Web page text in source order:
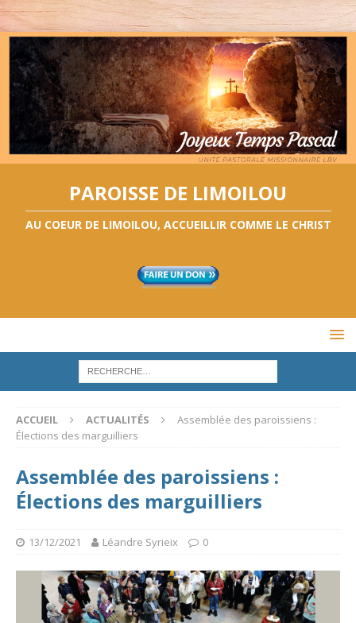
PAROISSE DE LIMOILOU
AU COEUR DE LIMOILOU, ACCUEILLIR COMME LE CHRIST
ACCUEIL ACTUALITÉS
Assemblée des paroissiens :
Élections des marguilliers
Assemblée des paroissiens :
Élections des marguilliers
13/12/2021 Léandre Syrieix 0